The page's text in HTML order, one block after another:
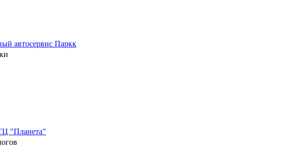
автосервис Паркк
"Планета"